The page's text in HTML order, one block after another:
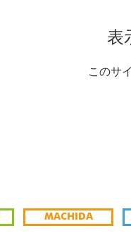
表
このサ
MACHIDA